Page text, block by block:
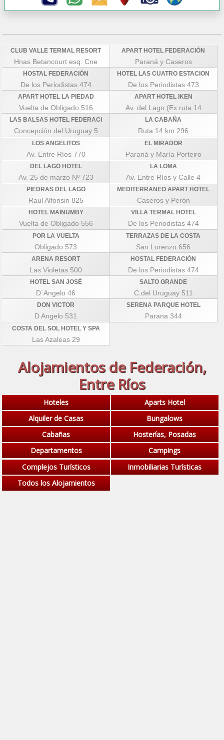
CLUB VALLE TERMAL RESORT
Hnas Betancourt esq. Cne
APART HOTEL FEDERACIÓN
Paraná y Caseros
HOSTAL FEDERACIÓN
De los Periodistas 474
HOTEL LAS CUATRO ESTACION
De los Periodistas 473
APART HOTEL LA PIEDAD
Vuelta de Obligado 516
APART HOTEL IKEN
Av. del Lago (Ex ruta 14
LAS BALSAS HOTEL FEDERACI
Concepción del Uruguay 5
LA CABAÑA
Ruta 14 km 296
LOS ANGELITOS
Av. Entre Ríos 770
EL MIRADOR
Paraná y María Porteiro
DEL LAGO HOTEL
Av. 25 de marzo Nº 723
LA LOMA
Av. Entre Ríos y Calle 4
PIEDRAS DEL LAGO
Raul Alfonsin 825
MEDITERRANEO APART HOTEL
Caseros y Perón
HOTEL MAINUMBY
Vuelta de Obligado 556
VILLA TERMAL HOTEL
De los Periodistas 474
POR LA VUELTA
Obligado 573
TERRAZAS DE LA COSTA
San Lorenzo 656
ARENA RESORT
Las Violetas 500
HOSTAL FEDERACIÓN
De los Periodistas 474
HOTEL SAN JOSÉ
D´Angelo 46
SALTO GRANDE
C.del Uruguay 511
DON VICTOR
D Angelo 531
SERENA PARQUE HOTEL
Parana 344
COSTA DEL SOL HOTEL Y SPA
Las Azaleas 29
Alojamientos de Federación,
Entre Ríos
Hoteles
Aparts Hotel
Alquiler de Casas
Bungalows
Cabañas
Hosterías, Posadas
Departamentos
Campings
Complejos Turísticos
Inmobiliarias Turísticas
Todos los Alojamientos